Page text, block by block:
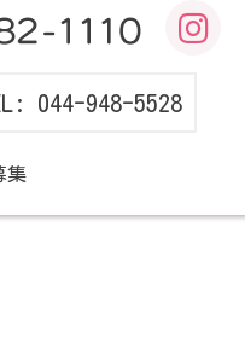
044-948-5528
集